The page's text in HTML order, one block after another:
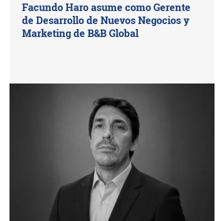
Facundo Haro asume como Gerente
de Desarrollo de Nuevos Negocios y
Marketing de B&B Global